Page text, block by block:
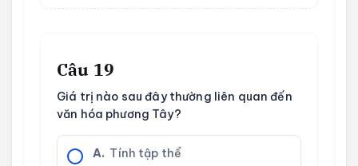
Câu 19
Giá trị nào sau đây thường liên quan đến
văn hóa phương Tây?
A. Tính tập thể